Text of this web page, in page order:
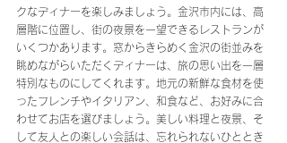
クなディナーを楽しみましょう。金沢市内には、高
層階に位置し、街の夜景を一望できるレストランが
いくつかあります。窓からきらめく金沢の街並みを
眺めながらいただくディナーは、旅の思い出を一層
特別なものにしてくれます。地元の新鮮な食材を使
ったフレンチやイタリアン、和食など、お好みに合
わせてお店を選びましょう。美しい料理と夜景、そ
して友人との楽しい会話は、忘れられないひととき